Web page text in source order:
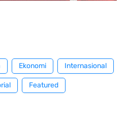
Ekonomi Internasional
Featured